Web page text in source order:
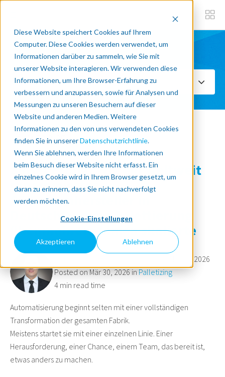
Diese Website speichert Cookies auf Ihrem
Computer. Diese Cookies werden verwendet, um
Informationen darüber zu sammeln, wie Sie mit
unserer Website interagieren. Wir verwenden diese
Informationen, um Ihre Browser-Erfahrung zu
verbessern und anzupassen, sowie für Analysen und
Messungen zu unseren Besuchern auf dieser
Website und anderen Medien. Weitere
Informationen zu den von uns verwendeten Cookies
finden Sie in unsererDatenschutzrichtlinie.
Wenn Sie ablehnen, werden Ihre Informationen
beim Besuch dieser Website nicht erfasst. Ein
einzelnes Cookie wird in Ihrem Browser gesetzt, um
daran zu erinnern, dass Sie nicht nachverfolgt
werden möchten.
Cookie-Einstellungen
Akzeptieren Ablehnen
Abonniere jetzt
Wählen Sie Themen aus
« Back to blog
Süßer Erfolg: Wie ein weltweit
renommierter
Süßwarenhersteller in
Deutschland die Palettierung
über mehrere Linien skalierte
. Last updated on Mär 30, 2026
Posted on Mär 30, 2026 inPalletizing
4 min read time
Automatisierung beginnt selten mit einer vollständigen
Transformation der gesamten Fabrik.
Meistens startet sie mit einer einzelnen Linie. Einer
Herausforderung, einer Chance, einem Team, das bereit ist,
etwas anders zu machen.